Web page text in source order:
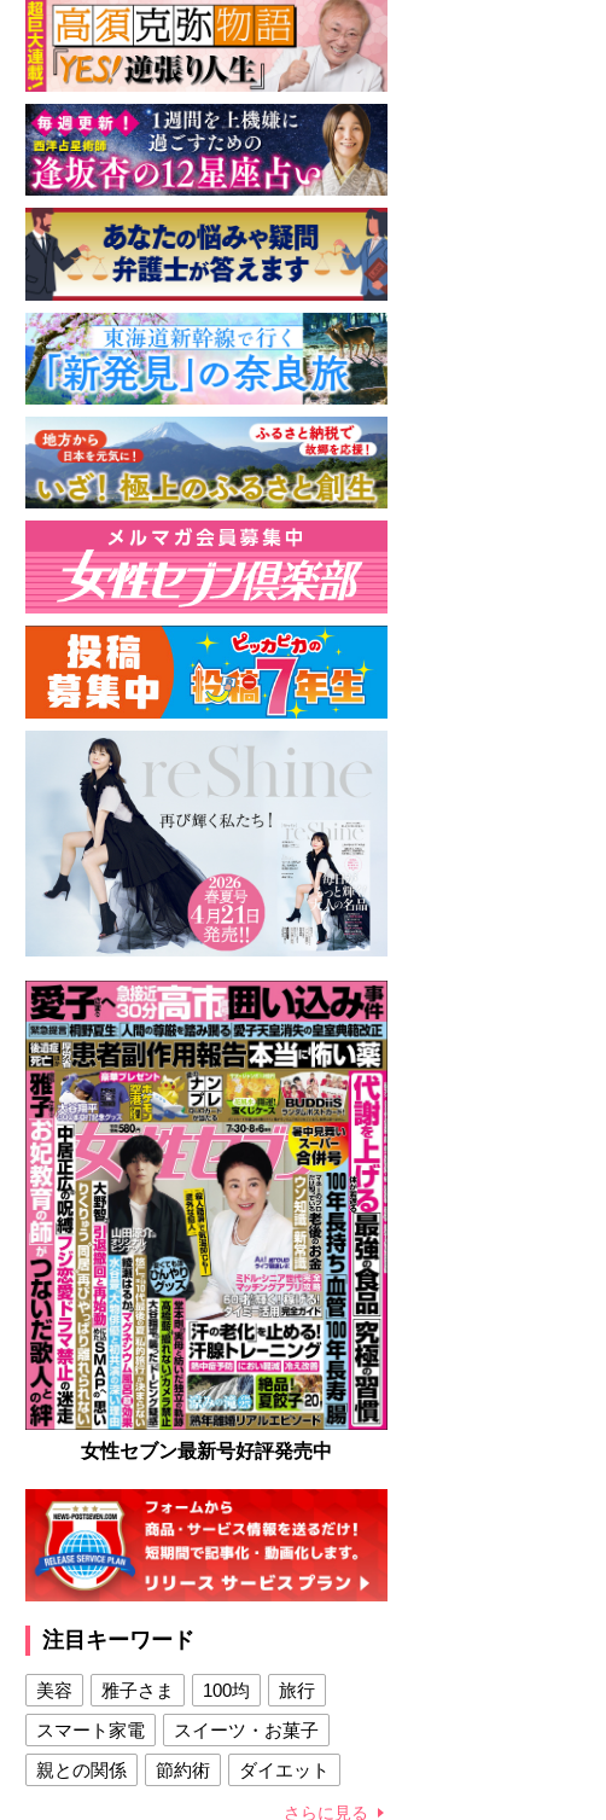
女性セブン最新号好評発売中
注目キーワード
美容 雅子さま 100均
旅行
スマート家電
スイーツ・お菓子
親との関係
節約術
ダイエット
さらに見る